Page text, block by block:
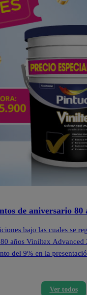
de aniversario
bajo las cuales se
años Viniltex
del 9% en la
Ver todos